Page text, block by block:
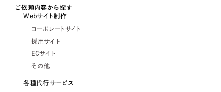
ご依頼内容から探す
Webサイト制作
コーポレートサイト
採用サイト
ECサイト
その他
各種代行サービス